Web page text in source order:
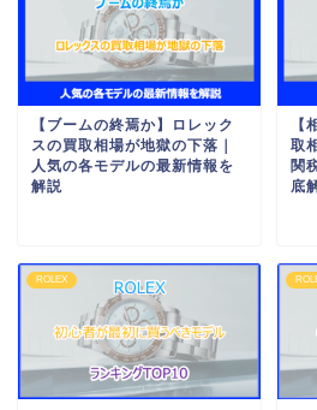
【ブームの終焉か】ロレック
スの買取相場が地獄の下落｜
人気の各モデルの最新情報を
解説
【
取
関
底
ROLEX